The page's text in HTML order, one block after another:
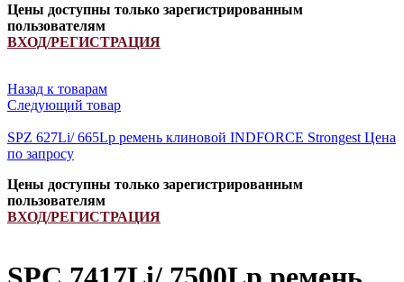
Цены доступны только зарегистрированным
пользователям
ВХОД/РЕГИСТРАЦИЯ
Назад к товарам
Следующий товар
SPZ 627Li/ 665Lp ремень клиновой INDFORCE Strongest Цена
по запросу
Цены доступны только зарегистрированным
пользователям
ВХОД/РЕГИСТРАЦИЯ